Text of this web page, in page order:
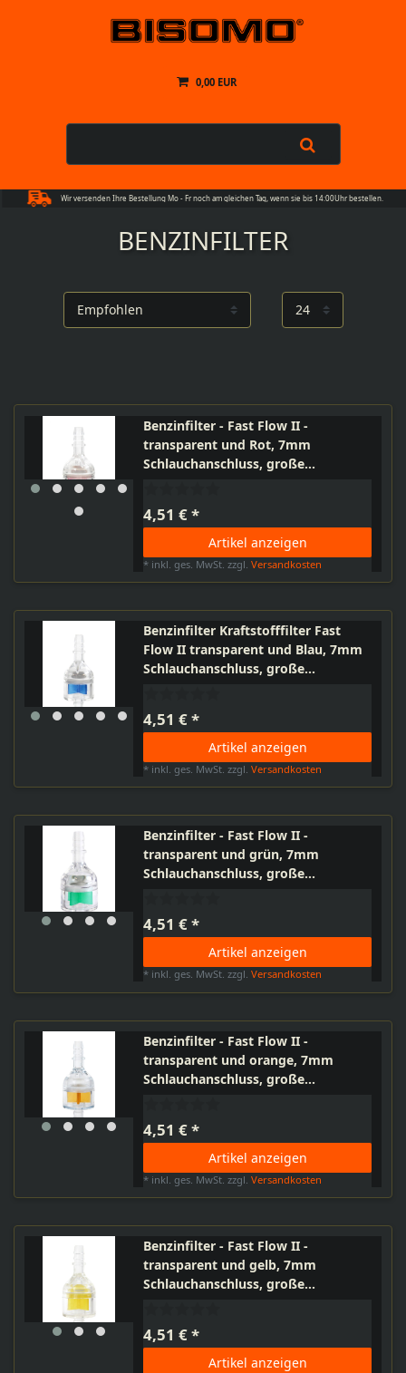
0,00 EUR
Wir versenden Ihre Bestellung Mo - Fr noch am gleichen Tag, wenn sie bis 14:00Uhr bestellen.
BENZINFILTER
Benzinfilter - Fast Flow II -
transparent und Rot, 7mm
Schlauchanschluss, große
4,51 € *
Artikel anzeigen
* inkl. ges. MwSt. zzgl.Versandkosten
Benzinfilter Kraftstofffilter Fast
Flow II transparent und Blau, 7mm
Schlauchanschluss, große
4,51 € *
Artikel anzeigen
* inkl. ges. MwSt. zzgl.Versandkosten
Benzinfilter - Fast Flow II -
transparent und grün, 7mm
Schlauchanschluss, große
4,51 € *
Artikel anzeigen
* inkl. ges. MwSt. zzgl.Versandkosten
Benzinfilter - Fast Flow II -
transparent und orange, 7mm
Schlauchanschluss, große
4,51 € *
Artikel anzeigen
* inkl. ges. MwSt. zzgl.Versandkosten
Benzinfilter - Fast Flow II -
transparent und gelb, 7mm
Schlauchanschluss, große
4,51 € *
Artikel anzeigen